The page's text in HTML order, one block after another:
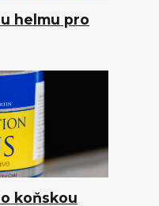
helmu pro
koňskou